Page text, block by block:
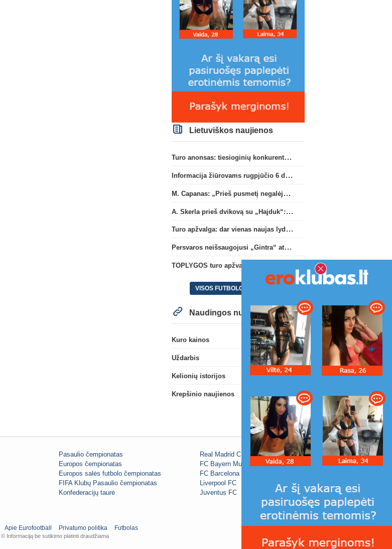
Lietuviškos naujienos
Turo anonsas: tiesioginių konkurentų dvikova Gargžduose
Informacija žiūrovams rugpjūčio 6 d. UEFA rungtynėms
M. Capanas: „Prieš pusmetį negalėjau net įsivaizduoti, kad žaisime prieš „Hajduk“
A. Skerla prieš dvikovą su „Hajduk“: „Tai kito kalibro komanda“
Turo apžvalga: dar vienas naujas lyderis
Persvaros neišsaugojusi „Gintra“ atrankos pusfinalyje nusileido Škotijos čempionėms
VISOS FUTBOLO NAUJIENOS
Naudingos nuorodos
Kuro kainos
Uždarbis
Kelionių istorijos
Krepšinio naujienos
Pasaulio čempionatas
Europos čempionatas
Europos salės futbolo čempionatas
FIFA Klubų Pasaulio čempionatas
Konfederacijų taurė
Real Madrid C.F.
FC Bayern Munich
FC Barcelona
Liverpool FC
Juventus FC
Apie Eurofootball Privatumo politika Futbolas
© Informaciją be sutikimo platinti draudžiama